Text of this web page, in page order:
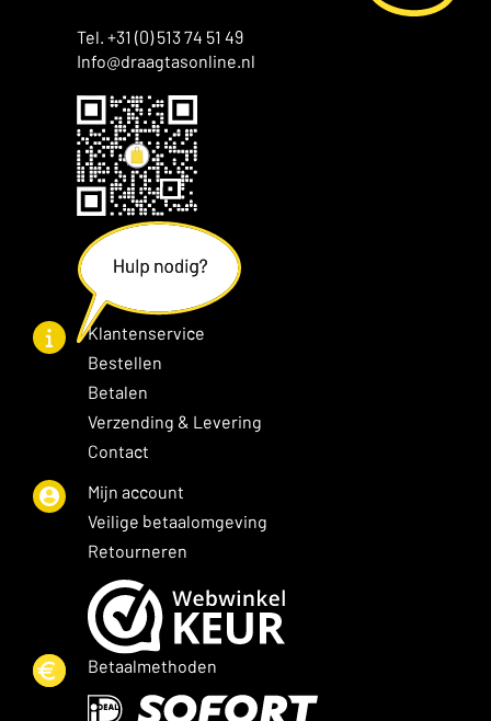
Tel. +31 (0) 513 74 51 49
Info@draagtasonline.nl
Klantenservice
Bestellen
Betalen
Verzending & Levering
Contact
Mijn account
Veilige betaalomgeving
Retourneren
Betaalmethoden